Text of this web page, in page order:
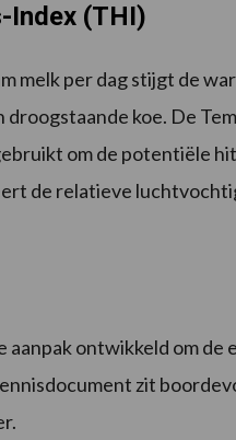
Index (THI)
melk per dag stijgt de
koe. De
om de potentiële
de relatieve
ontwikkeld om de
zit